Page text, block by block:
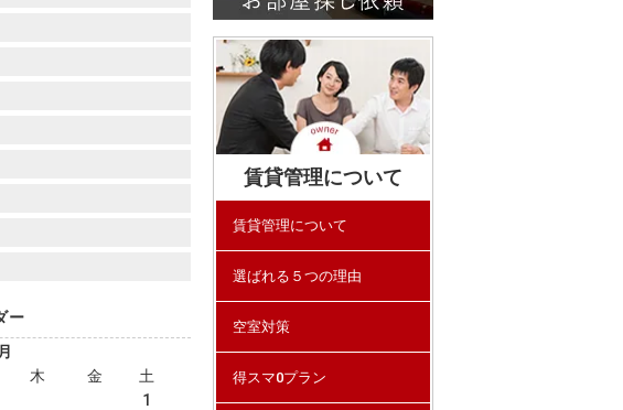
ー
木 金
土
1
賃貸管理について
賃貸管理について
選ばれる５つの理由
空室対策
得スマ0プラン